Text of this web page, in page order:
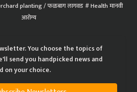
planting / फळबाग लागवड Health मानवी
आरोग्य
You choose the topics of
send you handpicked news and
on your choice.